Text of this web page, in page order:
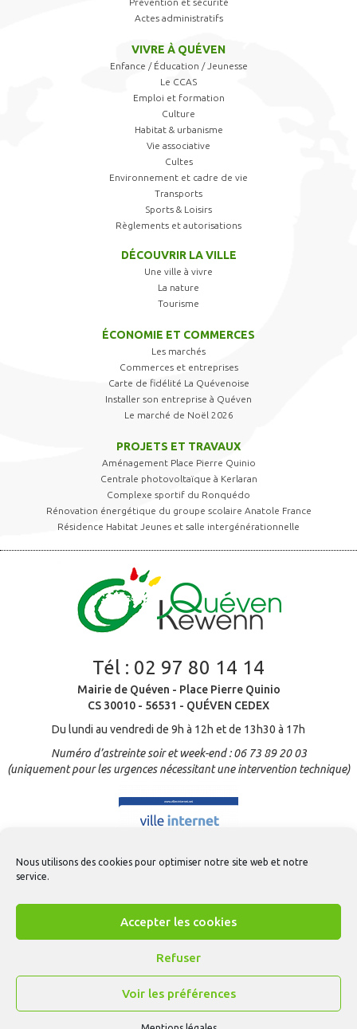
Nous utilisons des cookies pour optimiser notre site web et notre
service.
Accepter les cookies
Refuser
Voir les préférences
Actes administratifs
VIVRE À QUÉVEN
Enfance / Éducation / Jeunesse
Le CCAS
Emploi et formation
Culture
Habitat & urbanisme
Vie associative
Cultes
Environnement et cadre de vie
Transports
Sports & Loisirs
Règlements et autorisations
DÉCOUVRIR LA VILLE
Une ville à vivre
La nature
Tourisme
ÉCONOMIE ET COMMERCES
Les marchés
Commerces et entreprises
Carte de fidélité La Quévenoise
Installer son entreprise à Quéven
Le marché de Noël 2026
PROJETS ET TRAVAUX
Aménagement Place Pierre Quinio
Centrale photovoltaïque à Kerlaran
Complexe sportif du Ronquédo
Rénovation énergétique du groupe scolaire Anatole France
Résidence Habitat Jeunes et salle intergénérationnelle
Tél : 02 97 80 14 14
Mairie de Quéven - Place Pierre Quinio
CS 30010 - 56531 - QUÉVEN CEDEX
Du lundi au vendredi de 9h à 12h et de 13h30 à 17h
Numéro d’astreinte soir et week-end : 06 73 89 20 03
(uniquement pour les urgences nécessitant une intervention technique)
Contact-Mentions légales-Gestion des cookies-CGU Appli Quéven-
Accessibilité- © CréationARTGO média